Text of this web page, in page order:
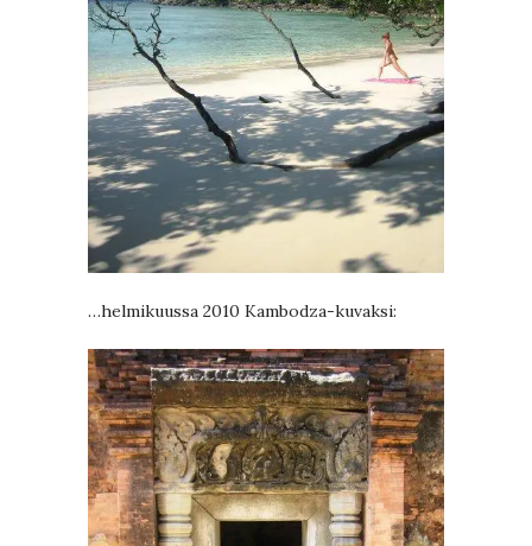
…helmikuussa 2010 Kambodza-kuvaksi: